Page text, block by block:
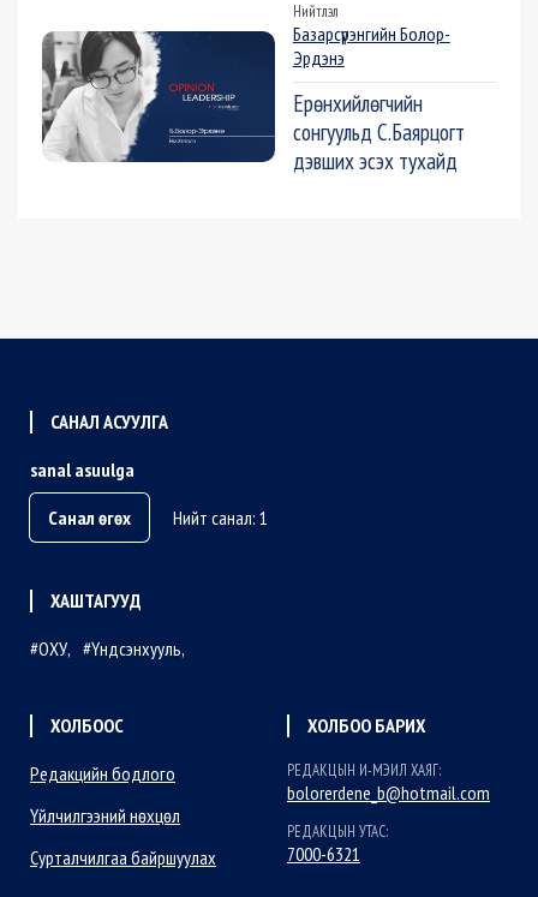
Нийтлэл
Базарсүрэнгийн Болор-
Эрдэнэ
Ерөнхийлөгчийн
сонгуульд С.Баярцогт
дэвших эсэх тухайд
САНАЛ АСУУЛГА
sanal asuulga
Санал өгөх
Нийт санал: 1
ХАШТАГУУД
ОХУ
Үндсэнхууль
ХОЛБООС
Редакцийн бодлого
Үйлчилгээний нөхцөл
Сурталчилгаа байршуулах
ХОЛБОО БАРИХ
РЕДАКЦЫН И-МЭИЛ ХАЯГ:
bolorerdene_b@hotmail.com
РЕДАКЦЫН УТАС:
7000-6321